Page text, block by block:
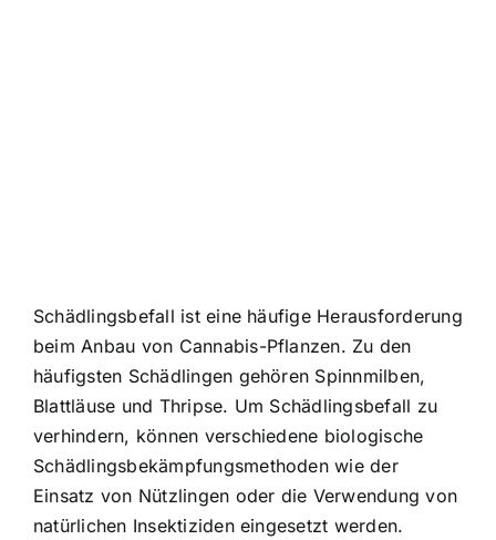
Schädlingsbefall ist eine häufige Herausforderung
beim Anbau von Cannabis-Pflanzen. Zu den
häufigsten Schädlingen gehören Spinnmilben,
Blattläuse und Thripse. Um Schädlingsbefall zu
verhindern, können verschiedene biologische
Schädlingsbekämpfungsmethoden wie der
Einsatz von Nützlingen oder die Verwendung von
natürlichen Insektiziden eingesetzt werden.